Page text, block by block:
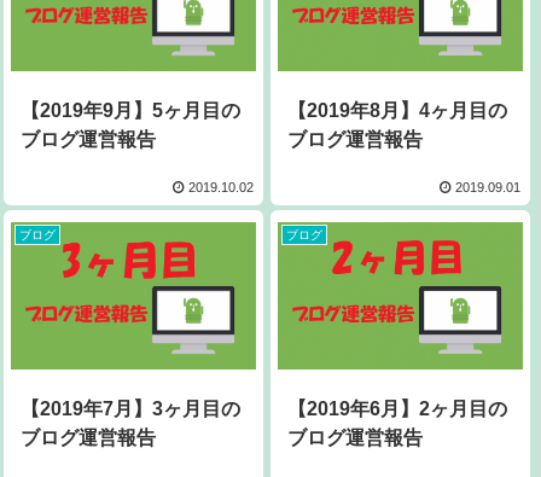
【2019年9月】5ヶ月目の
ブログ運営報告
2019.10.02
【2019年8月】4ヶ月目の
ブログ運営報告
2019.09.01
ブログ
【2019年7月】3ヶ月目の
ブログ運営報告
ブログ
【2019年6月】2ヶ月目の
ブログ運営報告